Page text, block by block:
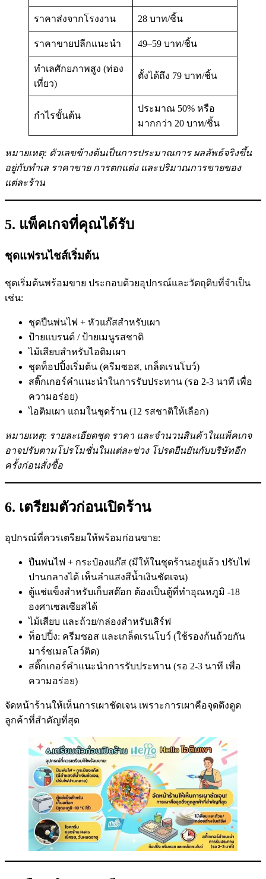
ราคาส่งจากโรงงาน 28 บาท/ชิ้น
ราคาขายปลีกแนะนำ 49–59 บาท/ชิ้น
ทำเลศักยภาพสูง (ท่อง
เที่ยว)
ตั้งได้ถึง 79 บาท/ชิ้น
กำไรขั้นต้น
ประมาณ 50% หรือ
มากกว่า 20 บาท/ชิ้น
หมายเหตุ: ตัวเลขข้างต้นเป็นการประมาณการ ผลลัพธ์จริงขึ้น
อยู่กับทำเล ราคาขาย การตกแต่ง และปริมาณการขายของ
แต่ละร้าน
5. แพ็คเกจที่คุณได้รับ
ชุดแฟรนไชส์เริ่มต้น
ชุดเริ่มต้นพร้อมขาย ประกอบด้วยอุปกรณ์และวัตถุดิบที่จำเป็น
เช่น:
ชุดปืนพ่นไฟ + หัวแก๊สสำหรับเผา
ป้ายแบรนด์ / ป้ายเมนูรสชาติ
ไม้เสียบสำหรับไอติมเผา
ชุดท็อปปิ้งเริ่มต้น (ครีมซอส, เกล็ดเรนโบว์)
สติ๊กเกอร์คำแนะนำในการรับประทาน (รอ 2-3 นาที เพื่อ
ความอร่อย)
ไอติมเผา แถมในชุดร้าน (12 รสชาติให้เลือก)
หมายเหตุ: รายละเอียดชุด ราคา และจำนวนสินค้าในแพ็คเกจ
อาจปรับตามโปรโมชั่นในแต่ละช่วง โปรดยืนยันกับบริษัทอีก
ครั้งก่อนสั่งซื้อ
6. เตรียมตัวก่อนเปิดร้าน
อุปกรณ์ที่ควรเตรียมให้พร้อมก่อนขาย:
ปืนพ่นไฟ + กระป๋องแก๊ส (มีให้ในชุดร้านอยู่แล้ว ปรับไฟ
ปานกลางได้ เห็นลำแสงสีน้ำเงินชัดเจน)
ตู้แช่แข็งสำหรับเก็บสต๊อก ต้องเป็นตู้ที่ทำอุณหภูมิ -18
องศาเซลเซียสได้
ไม้เสียบ และถ้วย/กล่องสำหรับเสิร์ฟ
ท็อปปิ้ง: ครีมซอส และเกล็ดเรนโบว์ (ใช้รองก้นถ้วยกัน
มาร์ชเมลโลว์ติด)
สติ๊กเกอร์คำแนะนำการรับประทาน (รอ 2-3 นาที เพื่อ
ความอร่อย)
จัดหน้าร้านให้เห็นการเผาชัดเจน เพราะการเผาคือจุดดึงดูด
ลูกค้าที่สำคัญที่สุด